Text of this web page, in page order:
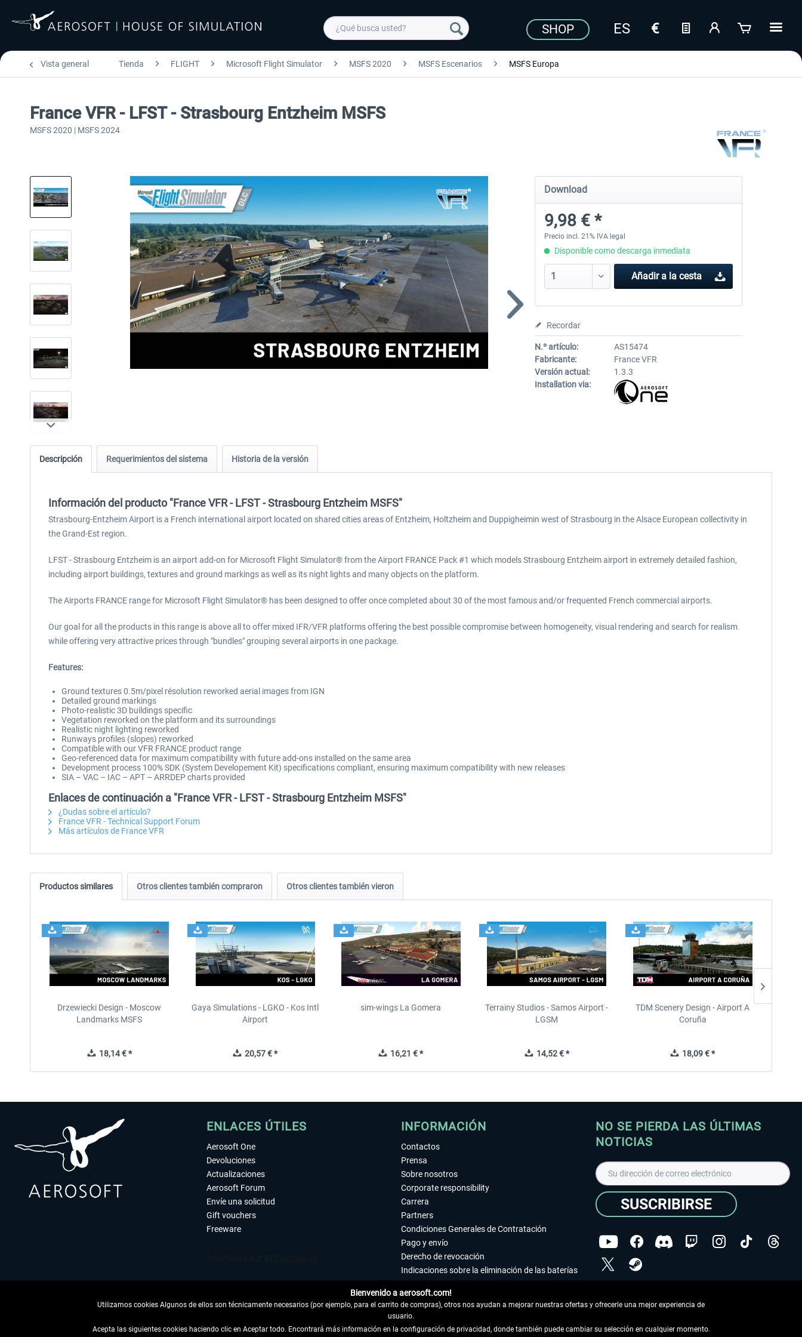
SHOP
Vista general Tienda FLIGHT Microsoft Flight Simulator MSFS 2020 MSFS Escenarios MSFS Europa
France VFR - LFST - Strasbourg Entzheim MSFS
MSFS 2020 | MSFS 2024
Download
9,98 € *
Precio incl. 21% IVA legal
Disponible como descarga inmediata
Añadir a la cesta
Recordar
N.º artículo:
AS15474
Fabricante:
France VFR
Versión actual:
1.3.3
Installation via:
Descripción Requerimientos del sistema Historia de la versión
Información del producto "France VFR - LFST - Strasbourg Entzheim MSFS"
Strasbourg-Entzheim Airport is a French international airport located on shared cities areas of Entzheim, Holtzheim and Duppigheimin west of Strasbourg in the Alsace European collectivity in
the Grand-Est region.
LFST - Strasbourg Entzheim is an airport add-on for Microsoft Flight Simulator® from the Airport FRANCE Pack #1 which models Strasbourg Entzheim airport in extremely detailed fashion,
including airport buildings, textures and ground markings as well as its night lights and many objects on the platform.
The Airports FRANCE range for Microsoft Flight Simulator® has been designed to offer once completed about 30 of the most famous and/or frequented French commercial airports.
Our goal for all the products in this range is above all to offer mixed IFR/VFR platforms offering the best possible compromise between homogeneity, visual rendering and search for realism
while offering very attractive prices through "bundles" grouping several airports in one package.
Features:
Ground textures 0.5m/pixel résolution reworked aerial images from IGN
Detailed ground markings
Photo-realistic 3D buildings specific
Vegetation reworked on the platform and its surroundings
Realistic night lighting reworked
Runways profiles (slopes) reworked
Compatible with our VFR FRANCE product range
Geo-referenced data for maximum compatibility with future add-ons installed on the same area
Development process 100% SDK (System Developement Kit) specifications compliant, ensuring maximum compatibility with new releases
SIA – VAC – IAC – APT – ARRDEP charts provided
Enlaces de continuación a "France VFR - LFST - Strasbourg Entzheim MSFS"
¿Dudas sobre el artículo?
France VFR - Technical Support Forum
Más artículos de France VFR
Productos similares Otros clientes también compraron Otros clientes también vieron
Drzewiecki Design - Moscow
Landmarks MSFS
18,14 € *
Gaya Simulations - LGKO - Kos Intl
Airport
20,57 € *
sim-wings La Gomera
16,21 € *
Terrainy Studios - Samos Airport -
LGSM
14,52 € *
TDM Scenery Design - Airport A
Coruña
18,09 € *
ENLACES ÚTILES
Aerosoft One
Devoluciones
Actualizaciones
Aerosoft Forum
Envíe una solicitud
Gift vouchers
Freeware
INFORMACIÓN
Contactos
Prensa
Sobre nosotros
Corporate responsibility
Carrera
Partners
Condiciones Generales de Contratación
Pago y envío
Derecho de revocación
Indicaciones sobre la eliminación de las baterías
Accesibilidad
Aviso legal
NO SE PIERDA LAS ÚLTIMAS
NOTICIAS
SUSCRIBIRSE
Copyright © Aerosoft GmbH - Todos los derechos
Bienvenido a aerosoft.com!
Utilizamos cookies Algunos de ellos son técnicamente necesarios (por ejemplo, para el carrito de compras), otros nos ayudan a mejorar nuestras ofertas y ofrecerle una mejor experiencia de
usuario.
Acepta las siguientes cookies haciendo clic en Aceptar todo. Encontrará más información en la configuración de privacidad, donde también puede cambiar su selección en cualquier momento.